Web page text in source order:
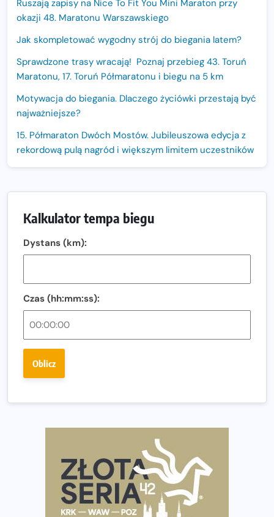
Ruszają zapisy na Nice To Fit You Mini Maraton przy
okazji 48. Maratonu Warszawskiego
Jak skompletować wygodny strój do biegania latem?
Sprawdzone trasy wracają! Poznaj przebieg 43. Toruń
Maratonu, 17. Toruń Półmaratonu i biegu na 5 km
Motywacja do biegania. Dlaczego życiówki przestają być
najważniejsze?
15. Półmaraton Dwóch Mostów. Jubileuszowa edycja z
rekordową pulą nagród i większym limitem uczestników
Oficjalna koszulka LOTTO 25. Poznań Maratonu!
Amazfit Balance 3: Kompleksowe narzędzie dla biegacza
Regeneracja w bieganiu. Co warto o niej wiedzieć?
Ostatnie wolne miejsca na jubileuszowy Bieg
Fabrykanta. Organizatorzy odkrywają trasę dzień po
wybiera wyzwanie trzech największych maratonów w
Praska 5k Run gospodarzem Mistrzostw Polski
Największy Bieg Powstania Warszawskiego w historii.
Ponad 12 tysięcy uczestników pobiegło dla Bohaterów!
Tętno vs tempo – czym kierować się w bieganiu?
Co ma dużo białka? Produkty, które warto włączyć do
Kalkulator tempa biegu
Dystans (km):
Czas (hh:mm:ss):
Oblicz